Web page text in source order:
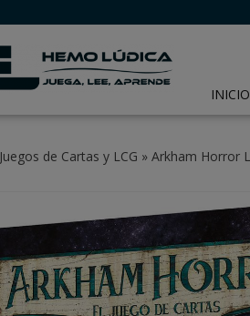
INICIO
Juegos de Cartas y LCG » Arkham Horror